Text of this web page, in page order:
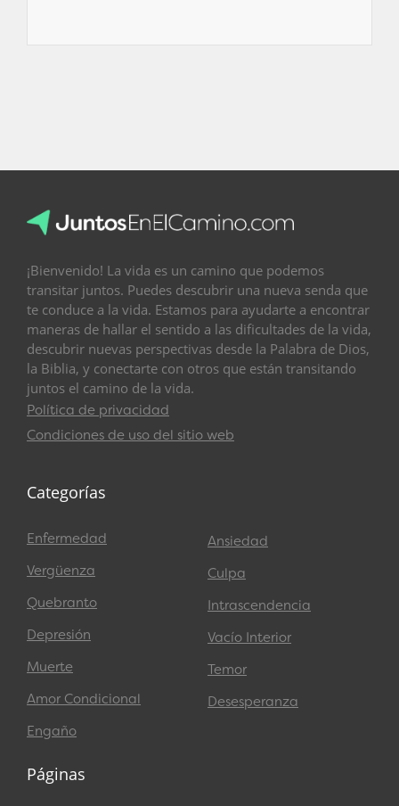
¡Bienvenido! La vida es un camino que podemos
transitar juntos. Puedes descubrir una nueva senda que
te conduce a la vida. Estamos para ayudarte a encontrar
maneras de hallar el sentido a las dificultades de la vida,
descubrir nuevas perspectivas desde la Palabra de Dios,
la Biblia, y conectarte con otros que están transitando
juntos el camino de la vida.
Política de privacidad
Condiciones de uso del sitio web
Categorías
Enfermedad
Vergüenza
Quebranto
Depresión
Muerte
Amor Condicional
Engaño
Ansiedad
Culpa
Intrascendencia
Vacío Interior
Temor
Desesperanza
Páginas